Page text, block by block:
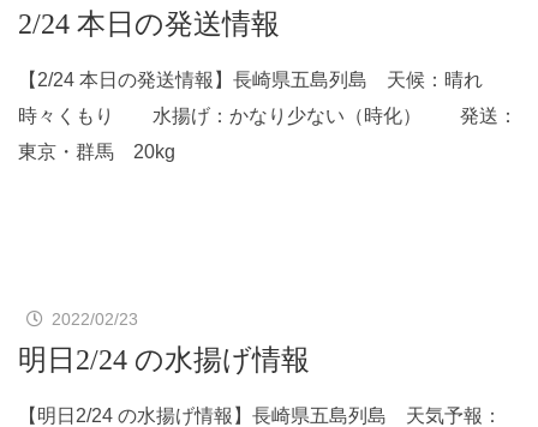
2/24 本日の発送情報
【2/24 本日の発送情報】長崎県五島列島 天候：晴れ
時々くもり 水揚げ：かなり少ない（時化） 発送：
東京・群馬 20kg
2022/02/23
明日2/24 の水揚げ情報
【明日2/24 の水揚げ情報】長崎県五島列島 天気予報：